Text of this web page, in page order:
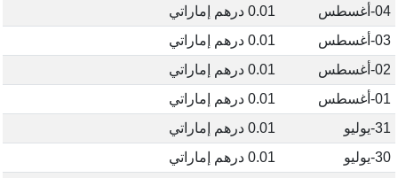
04-أغسطس
0.01 درهم إماراتي
03-أغسطس
0.01 درهم إماراتي
02-أغسطس
0.01 درهم إماراتي
01-أغسطس
0.01 درهم إماراتي
31-يوليو
0.01 درهم إماراتي
30-يوليو
0.01 درهم إماراتي